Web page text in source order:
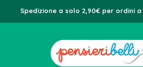
Spedizione a solo 2,90€ per ordini